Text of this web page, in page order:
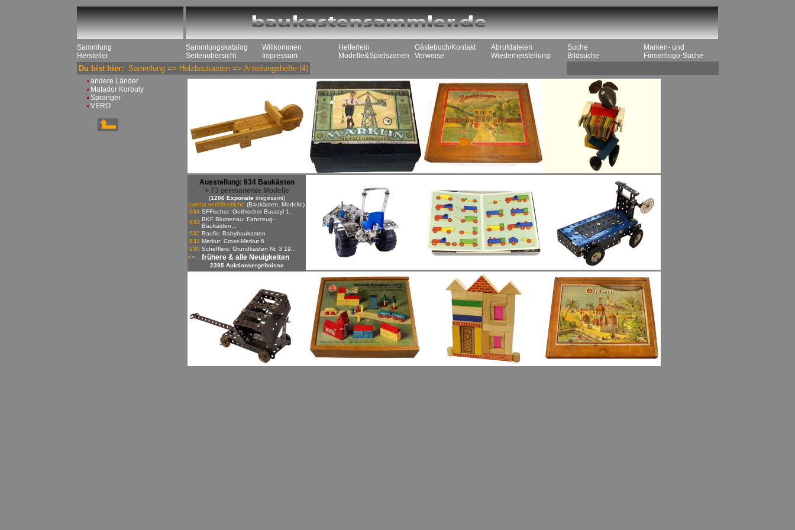
Sammlung
Hersteller
Sammlungskatalog
Seitenübersicht
Willkommen
Impressum
Helferlein
Modelle&Spielszenen
Gästebuch/Kontakt
Verweise
Abrufdateien
Wiederherstellung
Suche
Bildsuche
Marken- und
Firmenlogo-Suche
Du bist hier: Sammlung => Holzbaukasten => Anleitungshefte (4)
andere Länder
Matador Korbuly
Spranger
VERO
Ausstellung: 934 Baukästen
+ 73 permanente Modelle
(1206 Exponate insgesamt)
zuletzt veröffentlicht: (Baukästen, Modelle)
934 SFFischer: Gothischer Baustyl 1..
933 BKF Blumenau: Fahrzeug-
Baukästen...
932 Baufix: Babybaukasten
931 Merkur: Cross-Merkur 6
930 Schefflers: Grundkasten Nr. 3 19..
<=...
frühere & alle Neuigkeiten
2395 Auktionsergebnisse